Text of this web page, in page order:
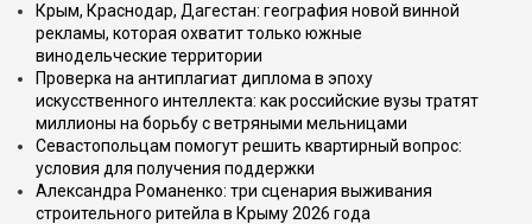
Крым, Краснодар, Дагестан: география новой винной
рекламы, которая охватит только южные
винодельческие территории
Проверка на антиплагиат диплома в эпоху
искусственного интеллекта: как российские вузы тратят
миллионы на борьбу с ветряными мельницами
Севастопольцам помогут решить квартирный вопрос:
условия для получения поддержки
Александра Романенко: три сценария выживания
строительного ритейла в Крыму 2026 года